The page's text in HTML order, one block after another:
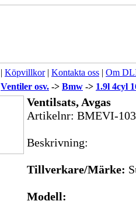
| Köpvillkor| Kontakta oss | Om
Ventiler osv. -> Bmw -> 1.9l 4cyl
Ventilsats, Avgas
Artikelnr: BMEVI-
Beskrivning:
Tillverkare/Märke:
Modell: